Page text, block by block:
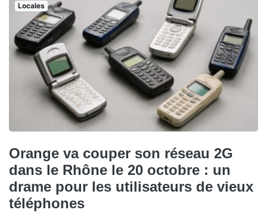
Locales
Orange va couper son réseau 2G
dans le Rhône le 20 octobre : un
drame pour les utilisateurs de vieux
téléphones